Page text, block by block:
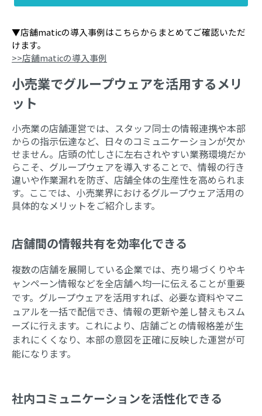
▼店舗maticの導入事例はこちらからまとめてご確認いただ
けます。
>>店舗maticの導入事例
小売業でグループウェアを活用するメリ
ット
小売業の店舗運営では、スタッフ同士の情報連携や本部
からの指示伝達など、日々のコミュニケーションが欠か
せません。店頭の忙しさに左右されやすい業務環境だか
らこそ、グループウェアを導入することで、情報の行き
違いや作業漏れを防ぎ、店舗全体の生産性を高められま
す。ここでは、小売業界におけるグループウェア活用の
具体的なメリットをご紹介します。
店舗間の情報共有を効率化できる
複数の店舗を展開している企業では、売り場づくりやキ
ャンペーン情報などを全店舗へ均一に伝えることが重要
です。グループウェアを活用すれば、必要な資料やマニ
ュアルを一括で配信でき、情報の更新や差し替えもスム
ーズに行えます。これにより、店舗ごとの情報格差が生
まれにくくなり、本部の意図を正確に反映した運営が可
能になります。
社内コミュニケーションを活性化できる